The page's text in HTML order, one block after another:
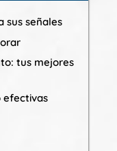
sus señales
tus mejores
efectivas